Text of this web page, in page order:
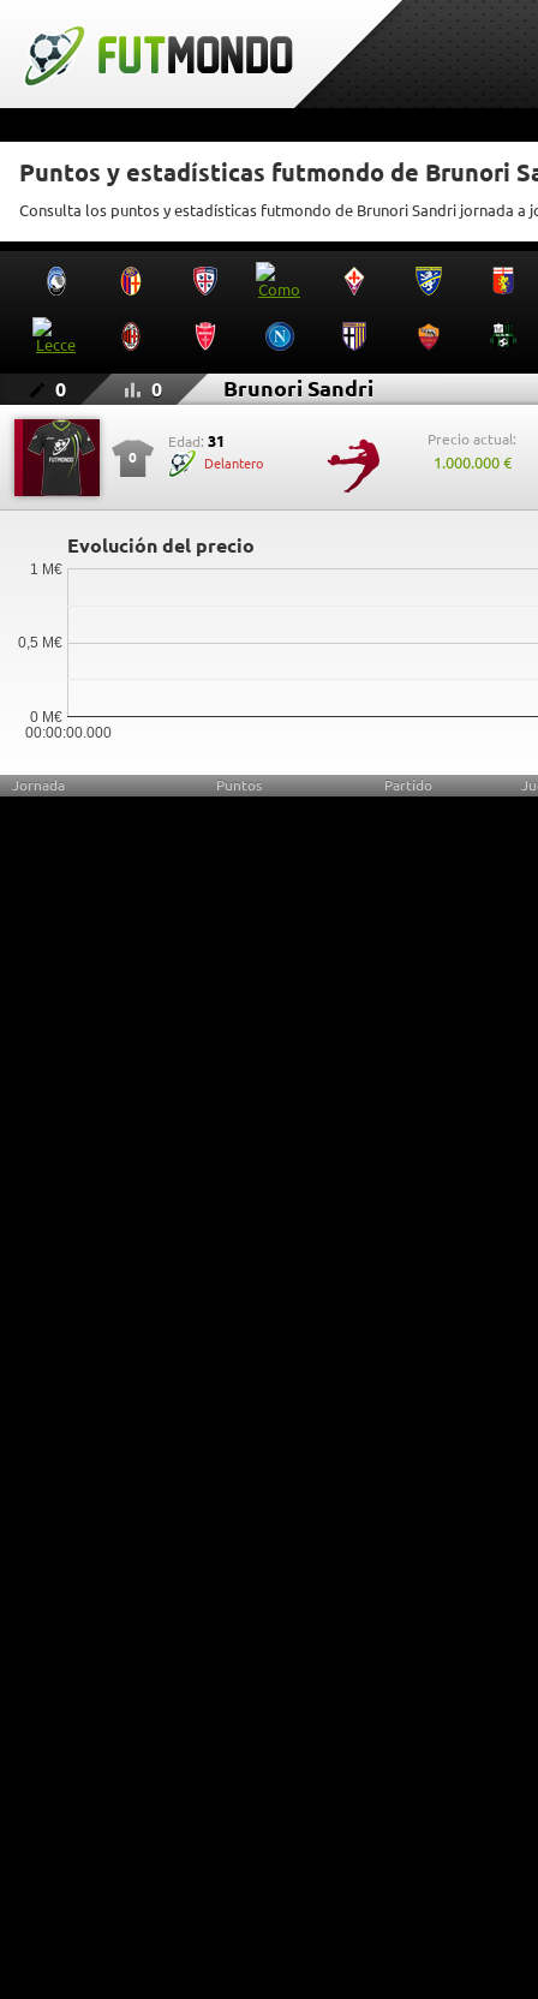
Puntos y estadísticas futmondo de Brunori
Consulta los puntos y estadísticas futmondo de Brunori Sandri jornada a
0 0 Brunori Sandri
0
Edad: 31
Delantero
Precio actual:
1.000.000 €
Evolución del precio
00:00:00.000
0 M€
0,5 M€
1 M€
Jornada Puntos Partido